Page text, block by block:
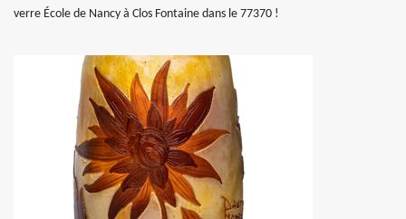
verre École de Nancy à Clos Fontaine dans le 77370 !